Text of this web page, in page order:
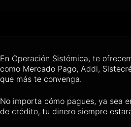
En Operación Sistémica, te
como Mercado Pago, Addi,
que más te convenga.
No importa cómo pagues, ya sea
de crédito, tu dinero siempre